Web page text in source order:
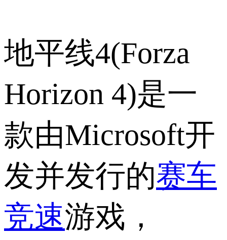
地平线4(Forza
Horizon 4)是一
款由Microsoft开
发并发行的赛车
竞速游戏，